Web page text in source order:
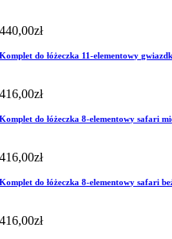
440,00zł
Komplet do łóżeczka 11-elementowy
416,00zł
Komplet do łóżeczka 8-elementowy safari
416,00zł
Komplet do łóżeczka 8-elementowy safari
416,00zł